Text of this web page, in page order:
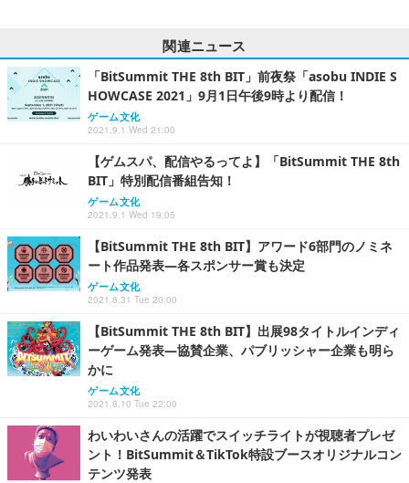
関連ニュース
「BitSummit THE 8th BIT」前夜祭「asobu INDIE S
HOWCASE 2021」9月1日午後9時より配信！
ゲーム文化
2021.9.1 Wed 21:00
【ゲムスパ、配信やるってよ】「BitSummit THE 8th
BIT」特別配信番組告知！
ゲーム文化
2021.9.1 Wed 19:05
【BitSummit THE 8th BIT】アワード6部門のノミネ
ート作品発表―各スポンサー賞も決定
ゲーム文化
2021.8.31 Tue 20:00
【BitSummit THE 8th BIT】出展98タイトルインディ
ーゲーム発表―協賛企業、パブリッシャー企業も明ら
かに
ゲーム文化
2021.8.10 Tue 22:00
わいわいさんの活躍でスイッチライトが視聴者プレゼ
ント！BitSummit＆TikTok特設ブースオリジナルコン
テンツ発表